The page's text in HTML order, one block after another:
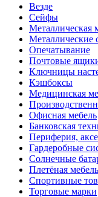
Везде
Сейфы
Металлическая
Металлические
Опечатывание
Почтовые
Ключницы
Кэшбоксы
Медицинская
Офисная мебель
Банковская
Периферия,
Гардеробные
Солнечные
Плетёная
Спортивные
Торговые марки